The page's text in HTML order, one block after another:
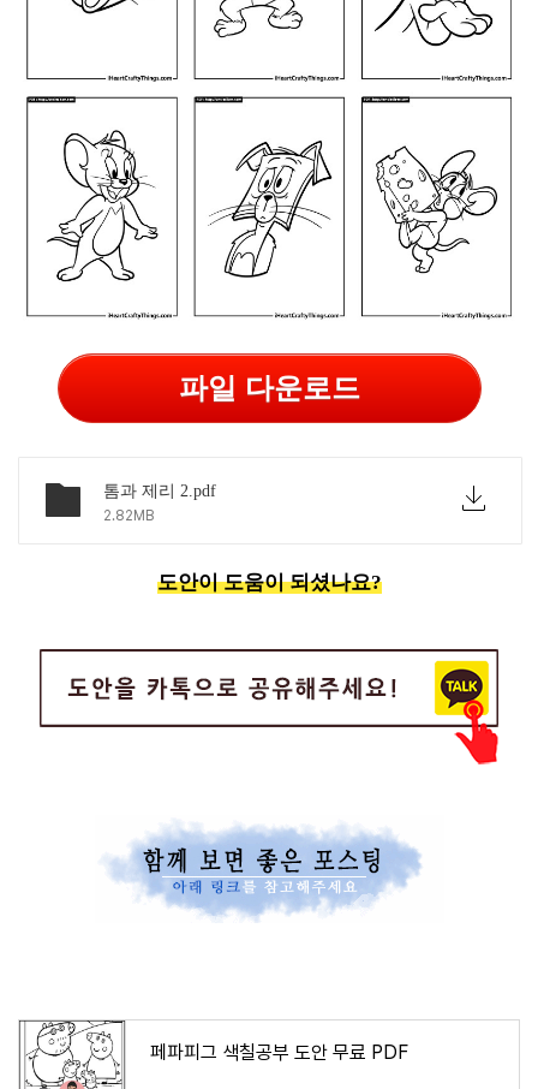
파일 다운로드
톰과 제리 2.pdf
2.82MB
도안이 도움이 되셨나요?
페파피그 색칠공부 도안 무료 PDF